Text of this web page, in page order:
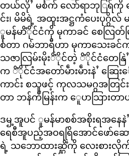
တယ်လိုႛ မင်္စက် လော်ရာဘုြရ်
င်း၊ မိမိရဲ့ အထူးအဋ္ဌကံပေးပုဂ္ဂိလ်
မန်မာိံိုင်ငံကို မုကာခင် စေလြတ်မ
င်္စတာ ဂမ်ဘာရီဟာ မုကာသေး
သဇာလြမ်းမိုးိံိုင်တဲ့ ိံိုင်ငံတေနြဲႛ
က ိံိုင်ငံအတော်မဵားမဵားနဲႛ ဆြေ
ကာင်း စသူဖင့် ကုလသမဂ္ဂအတြင်းရ
တာ ဘန်ကီမြန်းက ေူပာသြားတာပ
ဒၝ့အူပင် ူမန်မာစစ်အစိုးရအနေ
ရေစီအူပည့်အဝရရြိအောင်ဖော်ဆ
ရဲ့ သဘောထားဆ္ဋိံကို လေးစားလို